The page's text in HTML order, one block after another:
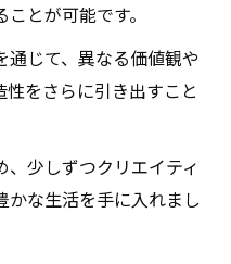
とが可能です。
通じて、異なる価値観や
をさらに引き出すこと
少しずつクリエイティ
かな生活を手に入れまし